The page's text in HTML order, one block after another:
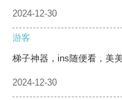
2024-12-30
游客
梯子神器，ins随便看，美
2024-12-30